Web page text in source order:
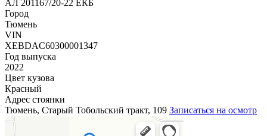
АЛ 201167/20-22 ЕКБ
Город
Тюмень
VIN
XEBDAC60300001347
Год выпуска
2022
Цвет кузова
Красный
Адрес стоянки
Тюмень, Старый Тобольский тракт, 109 Записаться на осмотр